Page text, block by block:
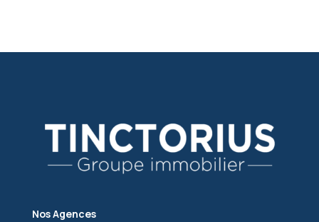
Nos Agences